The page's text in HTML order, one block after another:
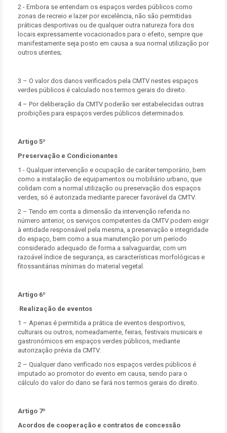
2 - Embora se entendam os espaços verdes públicos como
zonas de recreio e lazer por excelência, não são permitidas
práticas desportivas ou de qualquer outra natureza fora dos
locais expressamente vocacionados para o efeito, sempre que
manifestamente seja posto em causa a sua normal utilização por
outros utentes;
3 – O valor dos danos verificados pela CMTV nestes espaços
verdes públicos é calculado nos termos gerais do direito.
4 – Por deliberação da CMTV poderão ser estabelecidas outras
proibições para espaços verdes públicos determinados.
Artigo 5º
Preservação e Condicionantes
1 - Qualquer intervenção e ocupação de caráter temporário, bem
como a instalação de equipamentos ou mobiliário urbano, que
colidam com a normal utilização ou preservação dos espaços
verdes, só é autorizada mediante parecer favorável da CMTV.
2 – Tendo em conta a dimensão da intervenção referida no
número anterior, os serviços competentes da CMTV podem exigir
à entidade responsável pela mesma, a preservação e integridade
do espaço, bem como a sua manutenção por um período
considerado adequado de forma a salvaguardar, com um
razoável índice de segurança, as características morfológicas e
fitossanitárias mínimas do material vegetal.
Artigo 6º
Realização de eventos
1 – Apenas é permitida a prática de eventos desportivos,
culturais ou outros, nomeadamente, feiras, festivais musicais e
gastronómicos em espaços verdes públicos, mediante
autorização prévia da CMTV.
2 – Qualquer dano verificado nos espaços verdes públicos é
imputado ao promotor do evento em causa, sendo para o
cálculo do valor do dano se fará nos termos gerais do direito.
Artigo 7º
Acordos de cooperação e contratos de concessão